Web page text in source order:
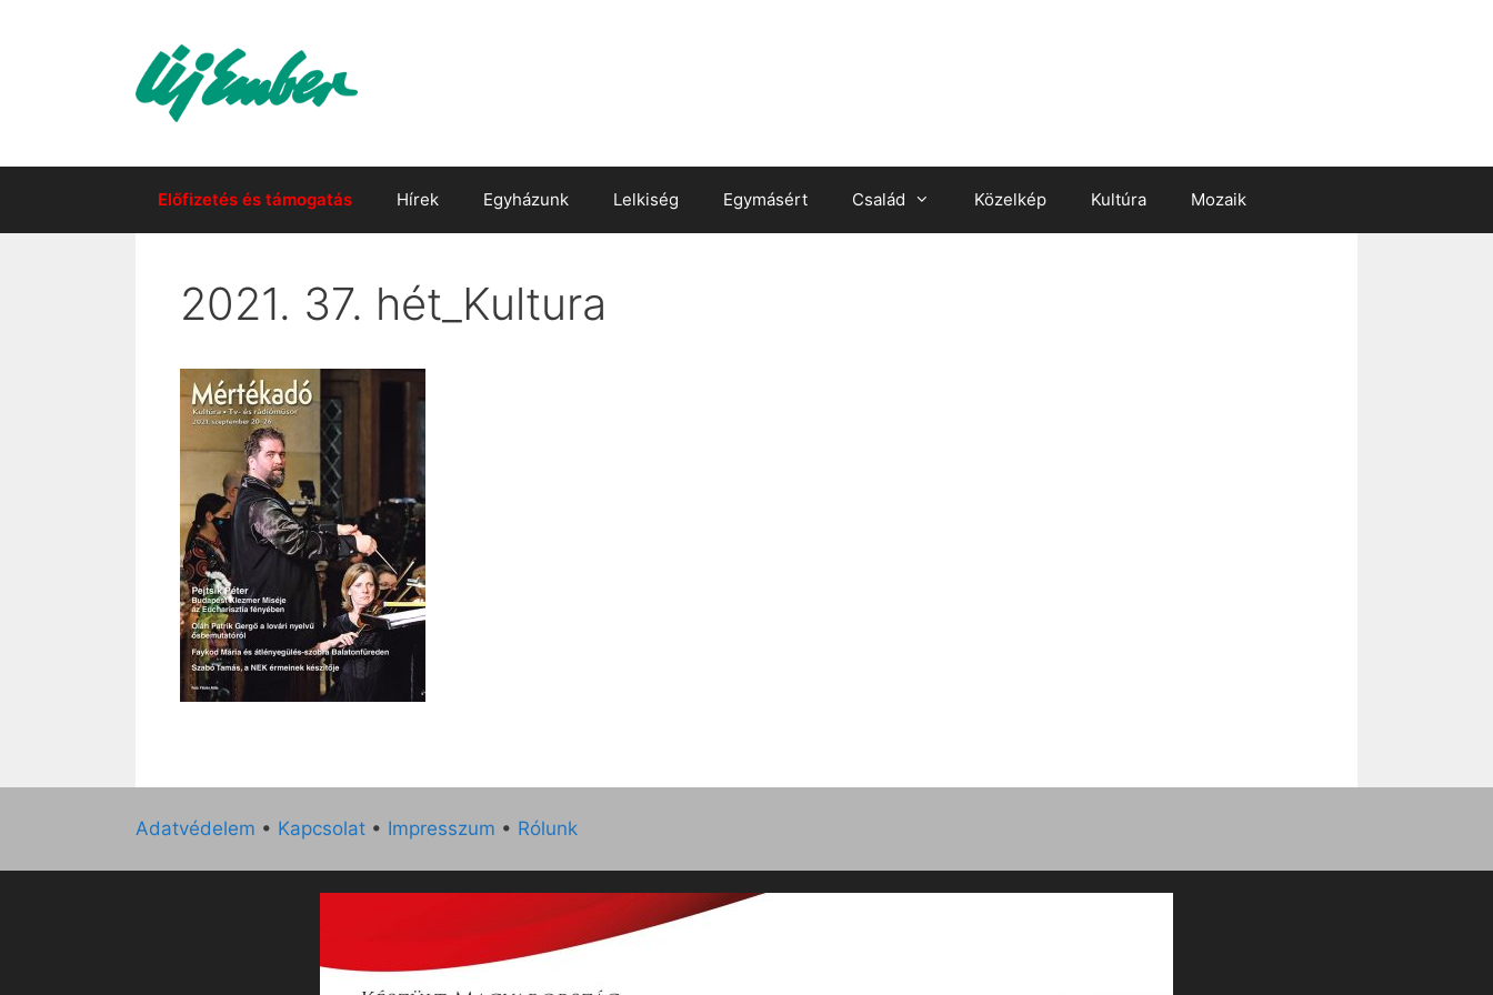
Előfizetés és támogatás Hírek Egyházunk Lelkiség Egymásért Család Közelkép Kultúra Mozaik
2021. 37. hét_Kultura
Adatvédelem • Kapcsolat • Impresszum • Rólunk